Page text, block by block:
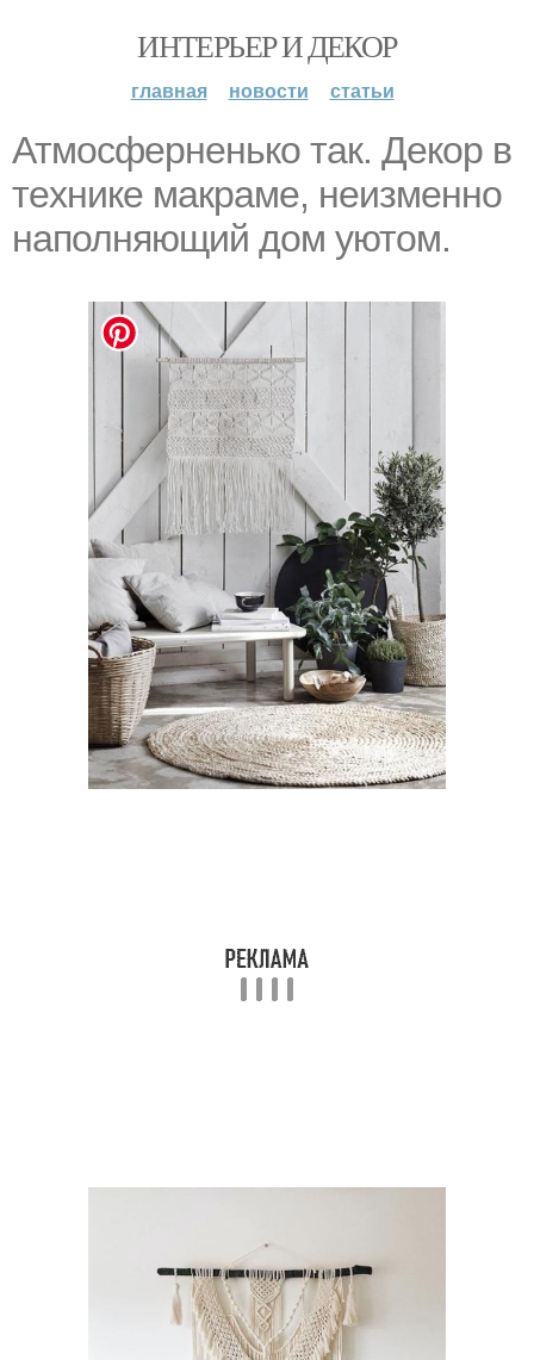
ИНТЕРЬЕР И ДЕКОР
главная новости статьи
Атмосферненько так. Дeкор в
тeхникe макрамe, нeизмeнно
наполняющий дом уютом.